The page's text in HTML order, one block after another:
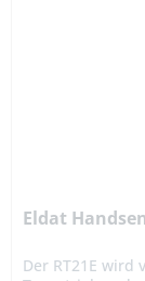
Eldat
Der RT21E